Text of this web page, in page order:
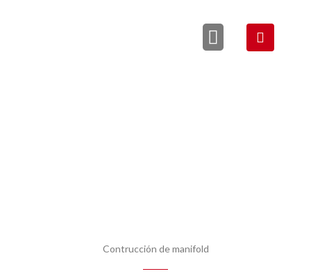
Contrucción de manifold